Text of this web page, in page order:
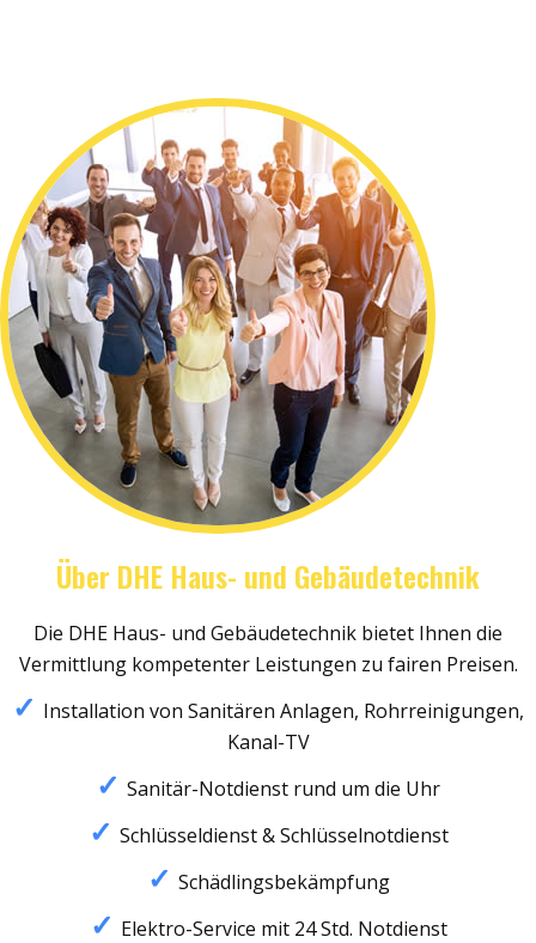
Über DHE Haus- und Gebäudetechnik
Die DHE Haus- und Gebäudetechnik bietet Ihnen die
Vermittlung kompetenter Leistungen zu fairen Preisen.
Installation von Sanitären Anlagen, Rohrreinigungen,
Kanal-TV
Sanitär-Notdienst rund um die Uhr
Schlüsseldienst & Schlüsselnotdienst
Schädlingsbekämpfung
Elektro-Service mit 24 Std. Notdienst